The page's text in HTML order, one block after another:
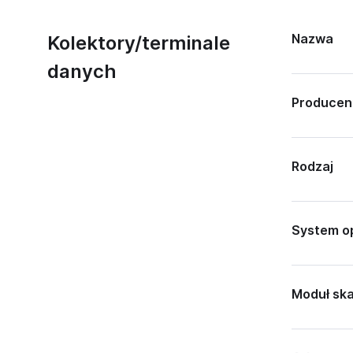
Kolektory/terminale
danych
Nazwa
Rodzaj
System
Moduł